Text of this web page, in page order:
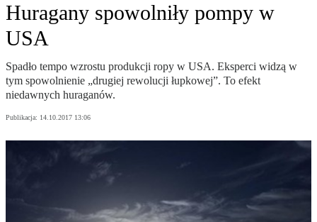
Huragany spowolniły pompy w
USA
Spadło tempo wzrostu produkcji ropy w USA. Eksperci widzą w
tym spowolnienie „drugiej rewolucji łupkowej”. To efekt
niedawnych huraganów.
Publikacja: 14.10.2017 13:06